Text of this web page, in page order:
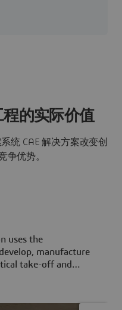
的实际价值
统 CAE 解决方案改变创
争优势。
uses the
manufacture
take-off and